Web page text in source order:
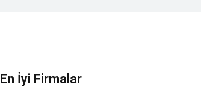
En İyi Firmalar